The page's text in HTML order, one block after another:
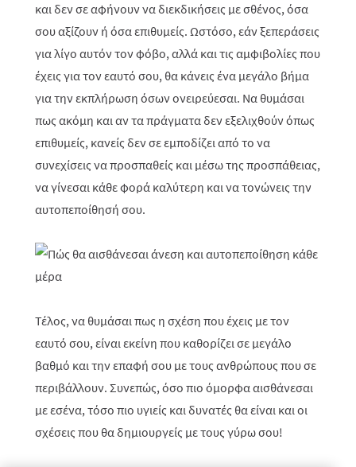
και δεν σε αφήνουν να διεκδικήσεις με σθένος, όσα
σου αξίζουν ή όσα επιθυμείς. Ωστόσο, εάν ξεπεράσεις
για λίγο αυτόν τον φόβο, αλλά και τις αμφιβολίες που
έχεις για τον εαυτό σου, θα κάνεις ένα μεγάλο βήμα
για την εκπλήρωση όσων ονειρεύεσαι. Να θυμάσαι
πως ακόμη και αν τα πράγματα δεν εξελιχθούν όπως
επιθυμείς, κανείς δεν σε εμποδίζει από το να
συνεχίσεις να προσπαθείς και μέσω της προσπάθειας,
να γίνεσαι κάθε φορά καλύτερη και να τονώνεις την
αυτοπεποίθησή σου.
Τέλος, να θυμάσαι πως η σχέση που έχεις με τον
εαυτό σου, είναι εκείνη που καθορίζει σε μεγάλο
βαθμό και την επαφή σου με τους ανθρώπους που σε
περιβάλλουν. Συνεπώς, όσο πιο όμορφα αισθάνεσαι
με εσένα, τόσο πιο υγιείς και δυνατές θα είναι και οι
σχέσεις που θα δημιουργείς με τους γύρω σου!